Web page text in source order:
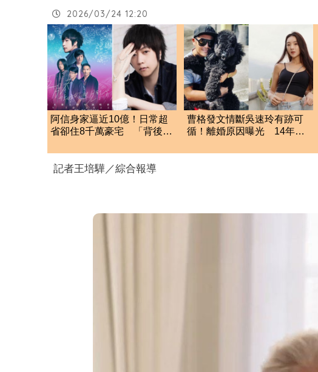
2026/03/24 12:20
阿信身家逼近10億！日常超
省卻住8千萬豪宅 「背後原
曹格發文情斷吳速玲有跡可
循！離婚原因曝光 14年經
記者王培驊／綜合報導